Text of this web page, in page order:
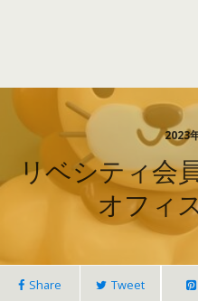
2023
リベシティ会
オフィ
Share Tweet